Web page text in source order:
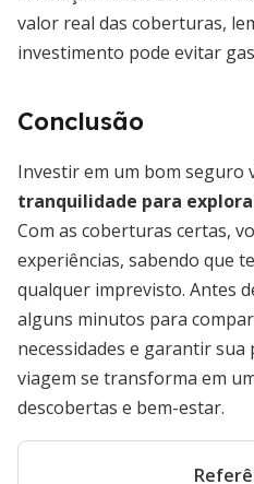
valor real das coberturas,
investimento pode evitar
Conclusão
Investir em um bom seguro
tranquilidade para
Com as coberturas certas,
experiências, sabendo que
qualquer imprevisto. Antes
alguns minutos para
necessidades e garantir sua
viagem se transforma em
descobertas e bem-estar.